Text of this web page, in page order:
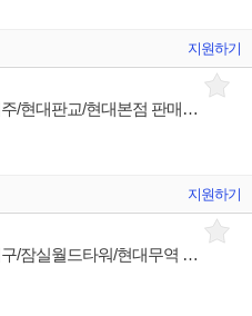
지원하기
[명품 브랜드] 토즈 코리아 신세계제주/현대판교/현대본점 판매사원 채용
지원하기
[명품 브랜드] 토즈 코리아 신세계대구/잠실월드타워/현대무역 판매사원 채용